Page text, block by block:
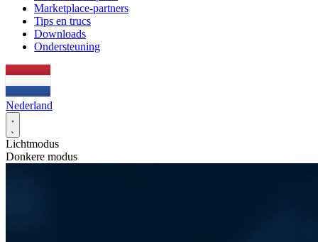
Marketplace-partners
Tips en trucs
Downloads
Ondersteuning
Nederland
Lichtmodus
Donkere modus